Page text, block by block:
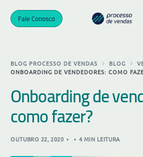
Fale Conosco
BLOG PROCESSO DE VENDAS BLOG
ONBOARDING DE VENDEDORES: COMO
Onboarding de
como fazer?
OUTUBRO 22, 2020 4 MIN LEITURA